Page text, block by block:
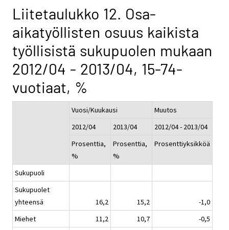
Liitetaulukko 12. Osa-
aikatyöllisten osuus kaikista
työllisistä sukupuolen mukaan
2012/04 - 2013/04, 15-74-
vuotiaat, %
Vuosi/Kuukausi
Muutos
2012/04
2013/04
2012/04 - 2013/04
Prosenttia,
%
Prosenttia,
%
Prosenttiyksikköä
Sukupuoli
Sukupuolet
yhteensä
16,2 15,2
-1,0
Miehet
11,2 10,7
-0,5